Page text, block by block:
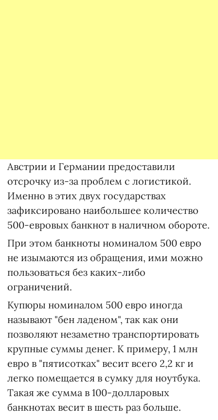
Австрии и Германии предоставили
отсрочку из-за проблем с логистикой.
Именно в этих двух государствах
зафиксировано наибольшее количество
500-евровых банкнот в наличном обороте.
При этом банкноты номиналом 500 евро
не изымаются из обращения, ими можно
пользоваться без каких-либо
ограничений.
Купюры номиналом 500 евро иногда
называют "бен ладеном", так как они
позволяют незаметно транспортировать
крупные суммы денег. К примеру, 1 млн
евро в "пятисотках" весит всего 2,2 кг и
легко помещается в сумку для ноутбука.
Такая же сумма в 100-долларовых
банкнотах весит в шесть раз больше.